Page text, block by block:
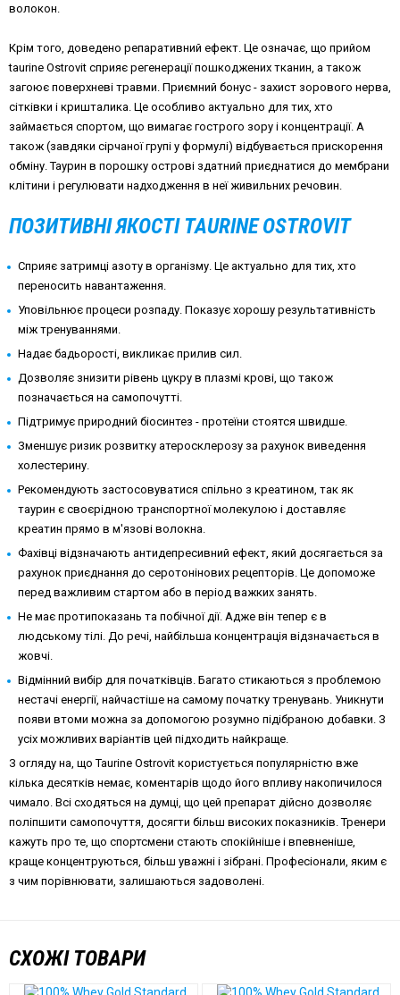
волокон.
Крім того, доведено репаративний ефект. Це означає, що прийом
taurine Ostrovit сприяє регенерації пошкоджених тканин, а також
загоює поверхневі травми. Приємний бонус - захист зорового нерва,
сітківки і кришталика. Це особливо актуально для тих, хто
займається спортом, що вимагає гострого зору і концентрації. А
також (завдяки сірчаної групі у формулі) відбувається прискорення
обміну. Таурин в порошку острові здатний приєднатися до мембрани
клітини і регулювати надходження в неї живильних речовин.
ПОЗИТИВНІ ЯКОСТІ TAURINE OSTROVIT
Сприяє затримці азоту в організму. Це актуально для тих, хто
переносить навантаження.
Уповільнює процеси розпаду. Показує хорошу результативність
між тренуваннями.
Надає бадьорості, викликає прилив сил.
Дозволяє знизити рівень цукру в плазмі крові, що також
позначається на самопочутті.
Підтримує природний біосинтез - протеїни стоятся швидше.
Зменшує ризик розвитку атеросклерозу за рахунок виведення
холестерину.
Рекомендують застосовуватися спільно з креатином, так як
таурин є своєрідною транспортної молекулою і доставляє
креатин прямо в м'язові волокна.
Фахівці відзначають антидепресивний ефект, який досягається за
рахунок приєднання до серотонінових рецепторів. Це допоможе
перед важливим стартом або в період важких занять.
Не має протипоказань та побічної дії. Адже він тепер є в
людському тілі. До речі, найбільша концентрація відзначається в
жовчі.
Відмінний вибір для початківців. Багато стикаються з проблемою
нестачі енергії, найчастіше на самому початку тренувань. Уникнути
появи втоми можна за допомогою розумно підібраною добавки. З
усіх можливих варіантів цей підходить найкраще.
З огляду на, що Taurine Ostrovit користується популярністю вже
кілька десятків немає, коментарів щодо його впливу накопичилося
чимало. Всі сходяться на думці, що цей препарат дійсно дозволяє
поліпшити самопочуття, досягти більш високих показників. Тренери
кажуть про те, що спортсмени стають спокійніше і впевненіше,
краще концентруються, більш уважні і зібрані. Професіонали, яким є
з чим порівнювати, залишаються задоволені.
СХОЖІ ТОВАРИ